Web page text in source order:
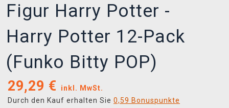
Figur Harry Potter -
Harry Potter 12-Pack
(Funko Bitty POP)
29,29 €
inkl. MwSt.
Durch den Kauf erhalten Sie 0,59 Bonuspunkte